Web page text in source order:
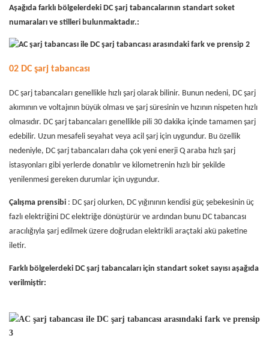
Aşağıda farklı bölgelerdeki DC şarj tabancalarının standart soket
numaraları ve stilleri bulunmaktadır.:
02 DC şarj tabancası
DC şarj tabancaları genellikle hızlı şarj olarak bilinir. Bunun nedeni, DC şarj
akımının ve voltajının büyük olması ve şarj süresinin ve hızının nispeten hızlı
olmasıdır. DC şarj tabancaları genellikle pili 30 dakika içinde tamamen şarj
edebilir. Uzun mesafeli seyahat veya acil şarj için uygundur. Bu özellik
nedeniyle, DC şarj tabancaları daha çok yeni enerji Q araba hızlı şarj
istasyonları gibi yerlerde donatılır ve kilometrenin hızlı bir şekilde
yenilenmesi gereken durumlar için uygundur.
Çalışma prensibi : DC şarj olurken, DC yığınının kendisi güç şebekesinin üç
fazlı elektriğini DC elektriğe dönüştürür ve ardından bunu DC tabancası
aracılığıyla şarj edilmek üzere doğrudan elektrikli araçtaki akü paketine
iletir.
Farklı bölgelerdeki DC şarj tabancaları için standart soket sayısı aşağıda
verilmiştir: